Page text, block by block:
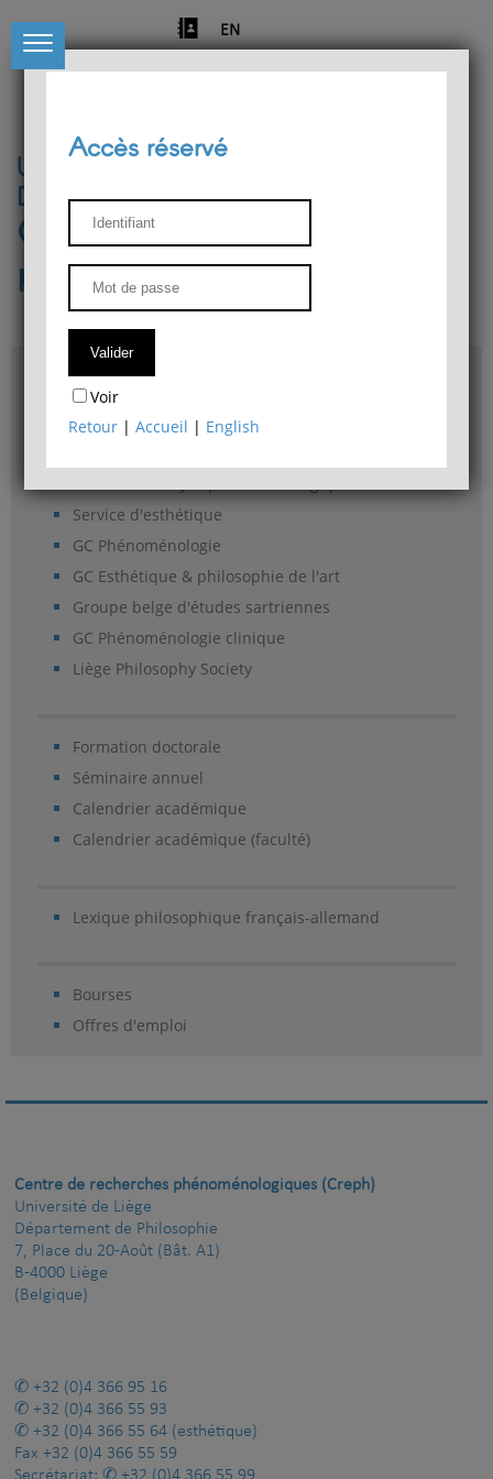
EN
Université de Liège
Département de philosophie
Centre de recherches
phénoménologiques
Accès & plans
Bibliothèque du Département de philosophie
Service d'esthétique
GC Phénoménologie
GC Esthétique & philosophie de l'art
Groupe belge d'études sartriennes
GC Phénoménologie clinique
Liège Philosophy Society
Formation doctorale
Séminaire annuel
Calendrier académique
Calendrier académique (faculté)
Lexique philosophique français-allemand
Bourses
Offres d'emploi
Accès réservé
Voir
Retour |Accueil | English
Centre de recherches phénoménologiques (Creph)
Université de Liège
Département de Philosophie
7, Place du 20-Août (Bât. A1)
B-4000 Liège
(Belgique)
+32 (0)4 366 95 16
+32 (0)4 366 55 93
+32 (0)4 366 55 64 (esthétique)
Fax +32 (0)4 366 55 59